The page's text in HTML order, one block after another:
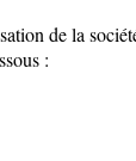
de la
: